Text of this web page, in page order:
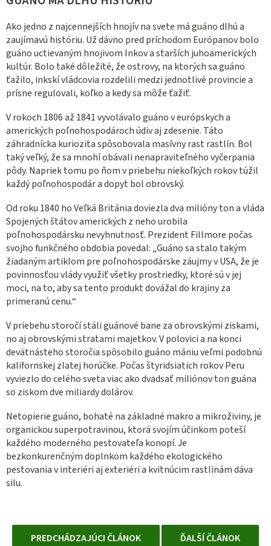
Ako jedno z najcennejších hnojív na svete má guáno dlhú a
zaujímavú históriu. Už dávno pred príchodom Európanov bolo
guáno uctievaným hnojivom Inkov a starších juhoamerických
kultúr. Bolo také dôležité, že ostrovy, na ktorých sa guáno
ťažilo, inkskí vládcovia rozdelili medzi jednotlivé provincie a
prísne regulovali, koľko a kedy sa môže ťažiť.
V rokoch 1806 až 1841 vyvolávalo guáno v európskych a
amerických poľnohospodároch údiv aj zdesenie. Táto
záhradnícka kuriozita spôsobovala masívny rast rastlín. Bol
taký veľký, že sa mnohí obávali nenapraviteľného vyčerpania
pôdy. Napriek tomu po ňom v priebehu niekoľkých rokov túžil
každý poľnohospodár a dopyt bol obrovský.
Od roku 1840 ho Veľká Británia doviezla dva milióny ton a vláda
Spojených štátov amerických z neho urobila
poľnohospodársku nevyhnutnosť. Prezident Fillmore počas
svojho funkčného obdobia povedal: „Guáno sa stalo takým
žiadaným artiklom pre poľnohospodárske záujmy v USA, že je
povinnosťou vlády využiť všetky prostriedky, ktoré sú v jej
moci, na to, aby sa tento produkt dovážal do krajiny za
primeranú cenu.“
V priebehu storočí stáli guánové bane za obrovskými ziskami,
no aj obrovskými stratami majetkov. V polovici a na konci
devätnásteho storočia spôsobilo guáno mániu veľmi podobnú
kalifornskej zlatej horúčke. Počas štyridsiatich rokov Peru
vyviezlo do celého sveta viac ako dvadsať miliónov ton guána
so ziskom dve miliardy dolárov.
Netopierie guáno, bohaté na základné makro a mikroživiny, je
organickou superpotravinou, ktorá svojím účinkom poteší
každého moderného pestovateľa konopí. Je
bezkonkurenčným doplnkom každého ekologického
pestovania v interiéri aj exteriéri a kvitnúcim rastlinám dáva
silu.
PREDCHÁDZAJÚCI ČLÁNOK ĎALŠÍ ČLÁNOK